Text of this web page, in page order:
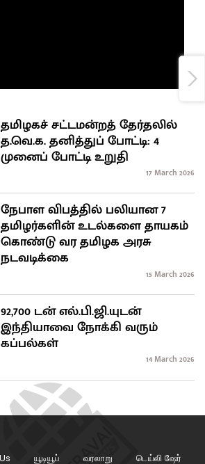
தமிழகச் சட்டமன்றத் தேர்தலில்
த.வெ.க. தனித்துப் போட்டி: 4
முனைப் போட்டி உறுதி
17 March 2026
நேபாள விபத்தில் பலியான 7
தமிழர்களின் உடல்களை தாயகம்
கொண்டு வர தமிழக அரசு
நடவடிக்கை
15 March 2026
92,700 டன் எல்.பி.ஜி.யுடன்
இந்தியாவை நோக்கி வரும்
கப்பல்கள்
14 March 2026
யூடியூப் வரலாறு டெய்லி ஷேர்